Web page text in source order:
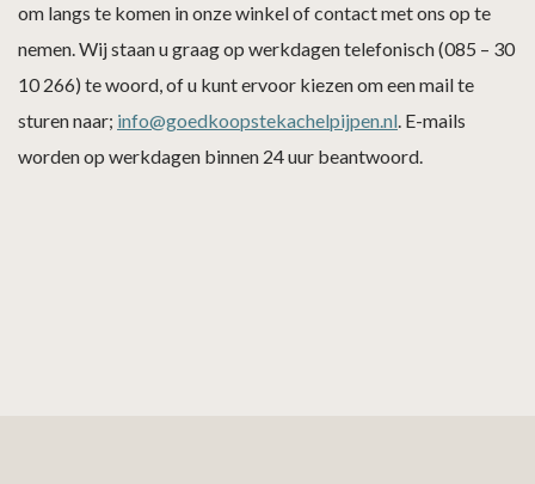
om langs te komen in onze winkel of contact met ons op te
nemen. Wij staan u graag op werkdagen telefonisch (085 – 30
10 266) te woord, of u kunt ervoor kiezen om een mail te
sturen naar; info@goedkoopstekachelpijpen.nl. E-mails
worden op werkdagen binnen 24 uur beantwoord.